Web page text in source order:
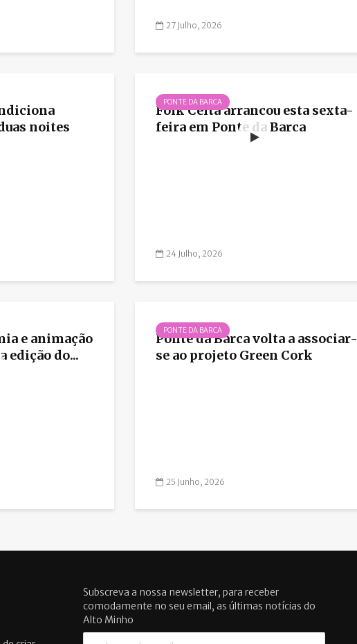
27 Julho, 2026
noites
PONTE DA BARCA
Folk Celta arrancou esta sexta-
feira em Ponte da Barca
24 Julho, 2026
e animação
edição do...
PONTE DA BARCA
Ponte da Barca volta a associar-
se ao projeto Green Cork
25 Junho, 2026
Subscreva a nossa newsletter, para receber
comodamente no seu email, as últimas notícias do
Alto Minho